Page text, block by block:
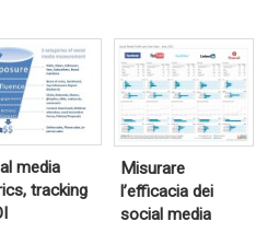
T
Go
og
le
media
tracking
T
wi
tt
er
Go
og
le
+
Misurare
l’efficacia dei
social media